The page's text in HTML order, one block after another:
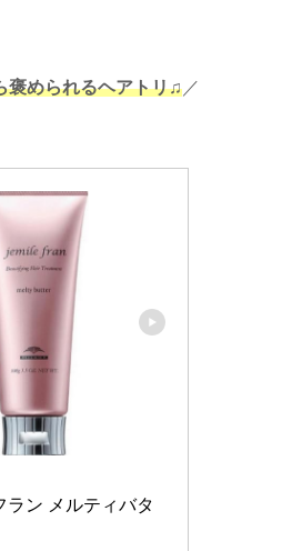
褒められるヘアトリ♫ ／
ラン メルティバタ